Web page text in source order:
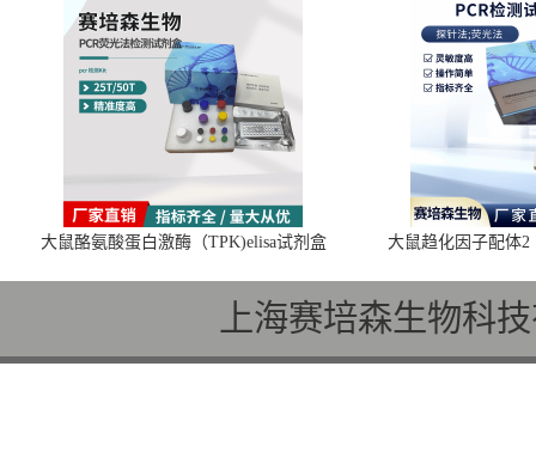
大鼠酪氨酸蛋白激酶（TPK)elisa试剂盒 大鼠趋化因子配体2
上海赛培森生物科